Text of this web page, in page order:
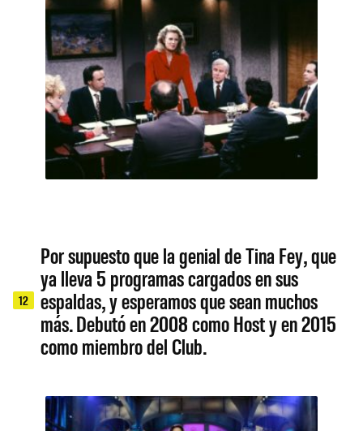
12
Por supuesto que la genial de Tina Fey, que
ya lleva 5 programas cargados en sus
espaldas, y esperamos que sean muchos
más. Debutó en 2008 como Host y en 2015
como miembro del Club.